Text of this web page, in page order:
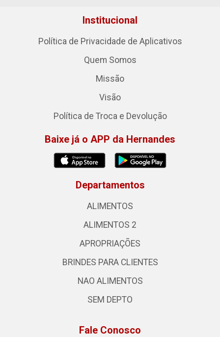
Institucional
Política de Privacidade de Aplicativos
Quem Somos
Missão
Visão
Política de Troca e Devolução
Baixe já o APP da Hernandes
Departamentos
ALIMENTOS
ALIMENTOS 2
APROPRIAÇÕES
BRINDES PARA CLIENTES
NAO ALIMENTOS
SEM DEPTO
Fale Conosco